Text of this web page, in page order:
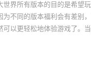
世界所有版本的目的是希望
为不同的版本福利会有差别
可以更轻松地体验游戏了。